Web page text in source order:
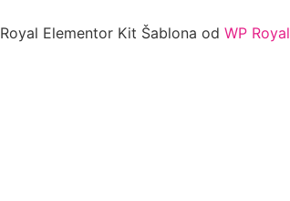
Royal Elementor Kit Šablona od WP Royal